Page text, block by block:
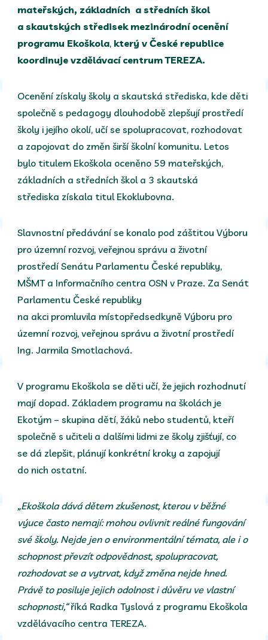
mateřských, základních a středních škol
a skautských středisek mezinárodní ocenění
programu Ekoškola, kterýv České republice
koordinuje vzdělávací centrum TEREZA.
Ocenění získaly školy a skautská střediska, kde děti
společně s pedagogy dlouhodobě zlepšují prostředí
školy i jejího okolí, učí se spolupracovat, rozhodovat
a zapojovat do změn širší školní komunitu. Letos
bylo titulem Ekoškola oceněno 59 mateřských,
základních a středních škol a 3 skautská
střediska získala titul Ekoklubovna.
Slavnostní předávání se konalo pod záštitou Výboru
pro územní rozvoj, veřejnou správu a životní
prostředí Senátu Parlamentu České republiky,
MŠMT a Informačního centra OSN v Praze. Za Senát
Parlamentu České republiky
na akci promluvila místopředsedkyně Výboru pro
územní rozvoj, veřejnou správu a životní prostředí
Ing. Jarmila Smotlachová.
V programu Ekoškola se děti učí, že jejich rozhodnutí
mají dopad. Základem programu na školách je
Ekotým – skupina dětí, žáků nebo studentů, kteří
společně s učiteli a dalšími lidmi ze školy zjišťují, co
se dá zlepšit, plánují konkrétní kroky a zapojují
do nich ostatní.
„Ekoškola dává dětem zkušenost, kterou v běžné
výuce často nemají: mohou ovlivnit reálné fungování
své školy. Nejde jen o environmentální témata, ale i o
schopnost převzít odpovědnost, spolupracovat,
rozhodovat se a vytrvat, když změna nejde hned.
Právě to posiluje jejich odolnost i důvěru ve vlastní
schopnosti,“říká Radka Tyslová z programu Ekoškola
vzdělávacího centra TEREZA.